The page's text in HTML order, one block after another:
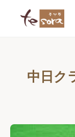
中日ク